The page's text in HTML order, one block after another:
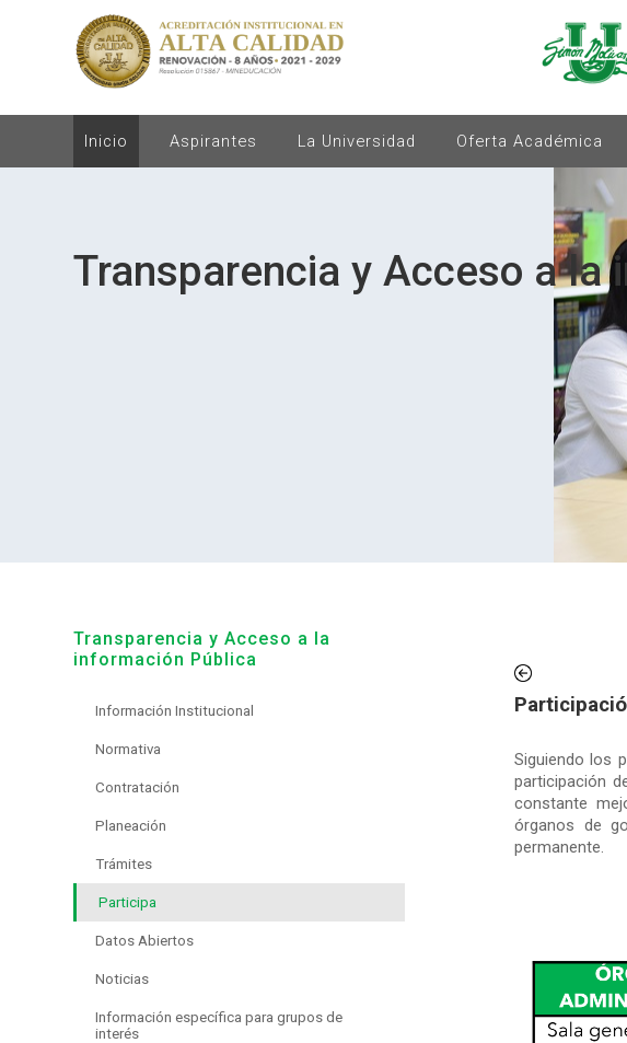
Inicio Aspirantes La Universidad Oferta Académica
Transparencia y Acceso a la
Transparencia y Acceso a la
información Pública
Información Institucional
Normativa
Contratación
Planeación
Trámites
Participa
Datos Abiertos
Noticias
Información específica para grupos de
interés
Siguiendo los
participación
constante
órganos de
permanente.